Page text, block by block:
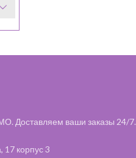
Доставляем ваши заказы 24/7.
17 корпус 3